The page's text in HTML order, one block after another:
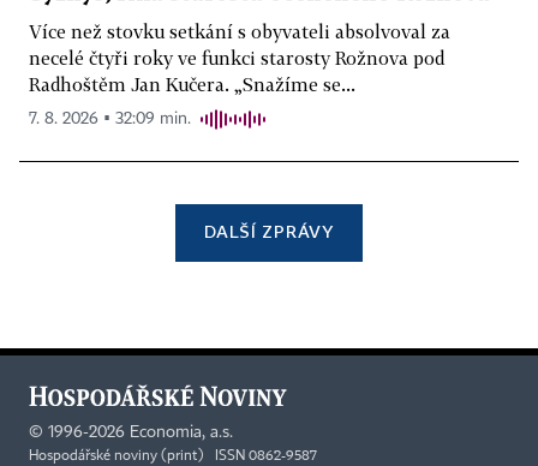
Více než stovku setkání s obyvateli absolvoval za
necelé čtyři roky ve funkci starosty Rožnova pod
Radhoštěm Jan Kučera. „Snažíme se...
7. 8. 2026 ▪ 32:09 min.
DALŠÍ ZPRÁVY
© 1996-2026 Economia, a.s.
Hospodářské noviny (print) ISSN 0862-9587